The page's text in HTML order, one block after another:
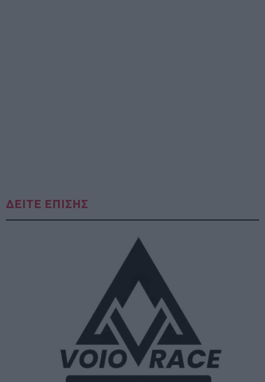
ΔΕΙΤΕ ΕΠΙΣΗΣ